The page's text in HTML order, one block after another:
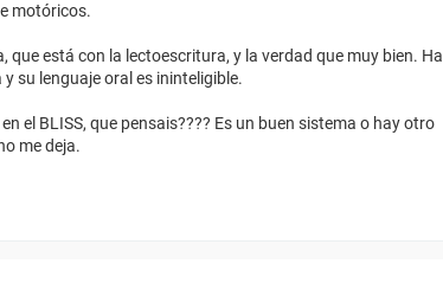
motóricos.
está con la lectoescritura, y la verdad que muy bien. Ha
su lenguaje oral es ininteligible.
el BLISS, que pensais???? Es un buen sistema o hay otro
me deja.